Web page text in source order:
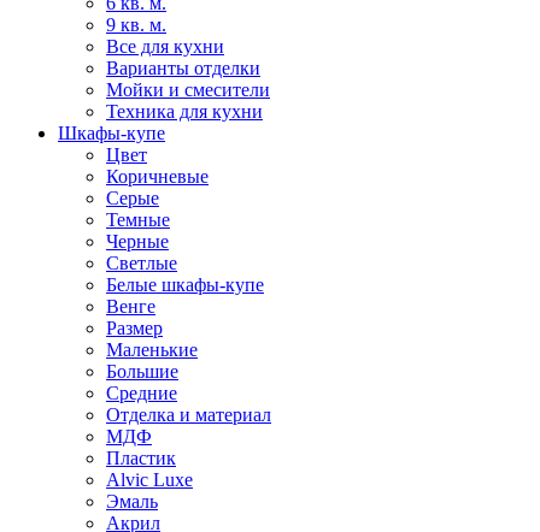
9 кв. м.
Все для кухни
Варианты отделки
Мойки и смесители
Техника для кухни
Шкафы-купе
Цвет
Коричневые
Серые
Темные
Черные
Светлые
Белые шкафы-купе
Венге
Размер
Маленькие
Большие
Средние
Отделка и материал
МДФ
Пластик
Alvic Luxe
Эмаль
Акрил